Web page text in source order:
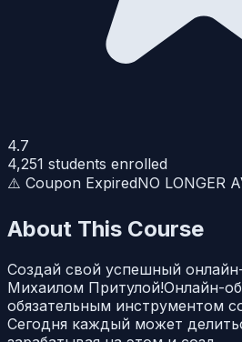
4.7
4,251 students enrolled
⚠️ Coupon ExpiredNO LONGER
About This Course
Создай свой успешный
Михаилом Притулой!Онлайн-
обязательным инструментом
Сегодня каждый может